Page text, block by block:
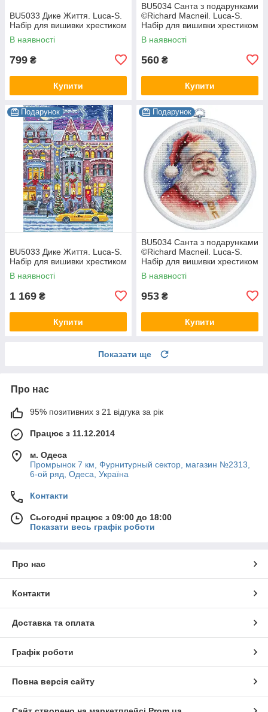
BU5033 Дике Життя. Luca-S.
Набір для вишивки хрестиком
В наявності
799 ₴
Купити
BU5034 Санта з подарунками
©Richard Macneil. Luca-S.
Набір для вишивки хрестиком
В наявності
560 ₴
Купити
Подарунок
BU5033 Дике Життя. Luca-S.
Набір для вишивки хрестиком
В наявності
1 169 ₴
Купити
Подарунок
BU5034 Санта з подарунками
©Richard Macneil. Luca-S.
Набір для вишивки хрестиком
В наявності
953 ₴
Купити
Показати ще
Про нас
95% позитивних з 21 відгука за рік
Працює з 11.12.2014
м. Одеса
Промрынок 7 км, Фурнитурный сектор, магазин №2313,
6-ой ряд, Одеса, Україна
Контакти
Сьогодні працює з 09:00 до 18:00
Показати весь графік роботи
Про нас
Контакти
Доставка та оплата
Графік роботи
Повна версія сайту